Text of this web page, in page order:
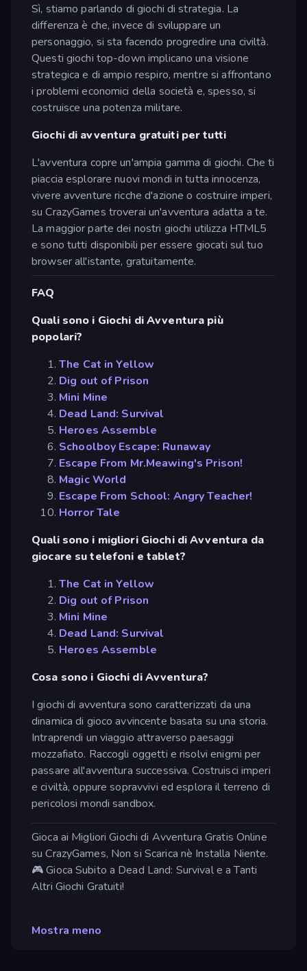
Sì, stiamo parlando di giochi di strategia. La
differenza è che, invece di sviluppare un
personaggio, si sta facendo progredire una civiltà.
Questi giochi top-down implicano una visione
strategica e di ampio respiro, mentre si affrontano
i problemi economici della società e, spesso, si
costruisce una potenza militare.
Giochi di avventura gratuiti per tutti
L'avventura copre un'ampia gamma di giochi. Che ti
piaccia esplorare nuovi mondi in tutta innocenza,
vivere avventure ricche d'azione o costruire imperi,
su CrazyGames troverai un'avventura adatta a te.
La maggior parte dei nostri giochi utilizza HTML5
e sono tutti disponibili per essere giocati sul tuo
browser all'istante, gratuitamente.
FAQ
Quali sono i Giochi di Avventura più
popolari?
The Cat in Yellow
Dig out of Prison
Mini Mine
Dead Land: Survival
Heroes Assemble
Schoolboy Escape: Runaway
Escape From Mr.Meawing's Prison!
Magic World
Escape From School: Angry Teacher!
Horror Tale
Quali sono i migliori Giochi di Avventura da
giocare su telefoni e tablet?
The Cat in Yellow
Dig out of Prison
Mini Mine
Dead Land: Survival
Heroes Assemble
Cosa sono i Giochi di Avventura?
I giochi di avventura sono caratterizzati da una
dinamica di gioco avvincente basata su una storia.
Intraprendi un viaggio attraverso paesaggi
mozzafiato. Raccogli oggetti e risolvi enigmi per
passare all'avventura successiva. Costruisci imperi
e civiltà, oppure sopravvivi ed esplora il terreno di
pericolosi mondi sandbox.
Gioca ai Migliori Giochi di Avventura Gratis Online
su CrazyGames, Non si Scarica nè Installa Niente.
🎮 Gioca Subito a Dead Land: Survival e a Tanti
Altri Giochi Gratuiti!
Mostra meno